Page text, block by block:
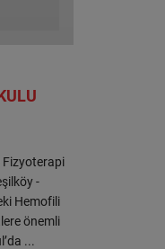
Fizyoterapi
-
Hemofili
önemli
...